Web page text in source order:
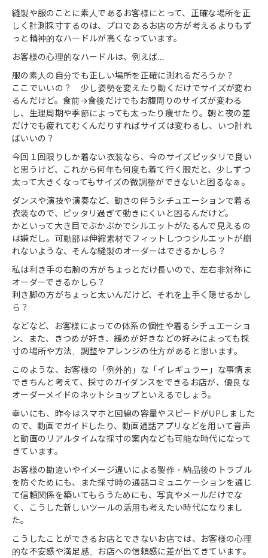
縫製や服のことに素人であるお客様にとって、正確な場所を正
しく計測採寸するのは、プロであるお店の方が考えるよりもず
っと精神的なハードルが高くなっています。
お客様の心理的なハードルは、例えば…
服の素人の自分でも正しい場所を正確に測れるだろうか？
ここでいいの？ 少し姿勢を変えたり動くだけでサイズが変わ
るんだけど。食前→食後だけでもお腹周りのサイズが変わる
し、生理周期や季節によっても太ったり痩せたり。朝と夜の差
だけでも疲れてむくんだりすればサイズは変わるし、いつ計れ
ばいいの？
今回１回限りしか着ない衣装なら、今のサイズピッタリで良い
と思うけど、これから何年も何度も着て行く服だと、少しずつ
太って大きくなってもサイズの微調整ができないと困るなぁ。
ダンスや演技や演奏など、動きの伴うシチュエーションで着る
衣装なので、ピッタリ過ぎて動きにくいと困るんだけど。
かといって大き目でぶかぶかでシルエットがたるんで見えるの
は嫌だし。可動部は伸縮素材でフィットしつつシルエットが崩
れないような、そんな縫製のオーダーはできるかしら？
私は利き手の右腕の方がちょっとだけ長いので、左右非対称に
オーダーできるかしら？
利き脚の方がちょっと太いんだけど、それを上手く隠せるかし
ら？
などなど、お客様によっての体系の個性や着るシチュエーショ
ン、また、きつめが好き、緩めが好きなどの好みによっても採
寸の場所や方法、調整やアレンジの仕方があると思います。
このような、お客様の「例外的」な「イレギュラー」な事情ま
できちんと考えて、採寸のガイダンスをできるお店が、優良な
オーダーメイドのネットショップといえるでしょう。
幸いにも、昨今はスマホと回線の容量やスピードがUPしました
ので、動画でガイドしたり、動画通話アプリなどを用いて音声
と動画のリアルタイムな採寸の案内なども可能な時代になって
きています。
お客様の勘違いやイメージ違いによる製作・納品後のトラブル
を防ぐためにも、また採寸時の通話コミュニケーションを通じ
て信頼関係を築いてもらうためにも、写真やメールだけでな
く、こうした新しいツールの活用も考えたい時代になりまし
た。
こうしたことができるお店とできないお店では、お客様の心理
的な不安感や満足感、お店への信頼感に差が出てきています。